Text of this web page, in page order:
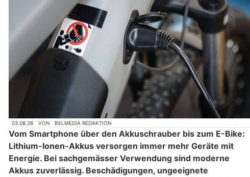
03.08.26 VON BELMEDIA REDAKTION
Vom Smartphone über den Akkuschrauber bis zum E-Bike:
Lithium-Ionen-Akkus versorgen immer mehr Geräte mit
Energie. Bei sachgemässer Verwendung sind moderne
Akkus zuverlässig. Beschädigungen, ungeeignete